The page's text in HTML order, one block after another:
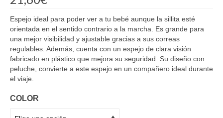
Espejo ideal para poder ver a tu bebé aunque la sillita esté
orientada en el sentido contrario a la marcha. Es grande para
una mejor visibilidad y ajustable gracias a sus correas
regulables. Además, cuenta con un espejo de clara visión
fabricado en plástico que mejora su seguridad. Su diseño con
peluche, convierte a este espejo en un compañero ideal durante
el viaje.
COLOR